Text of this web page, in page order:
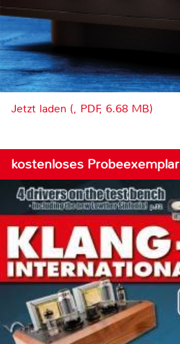
Jetzt laden (, PDF, 6.68 MB)
kostenloses Probeexemplar